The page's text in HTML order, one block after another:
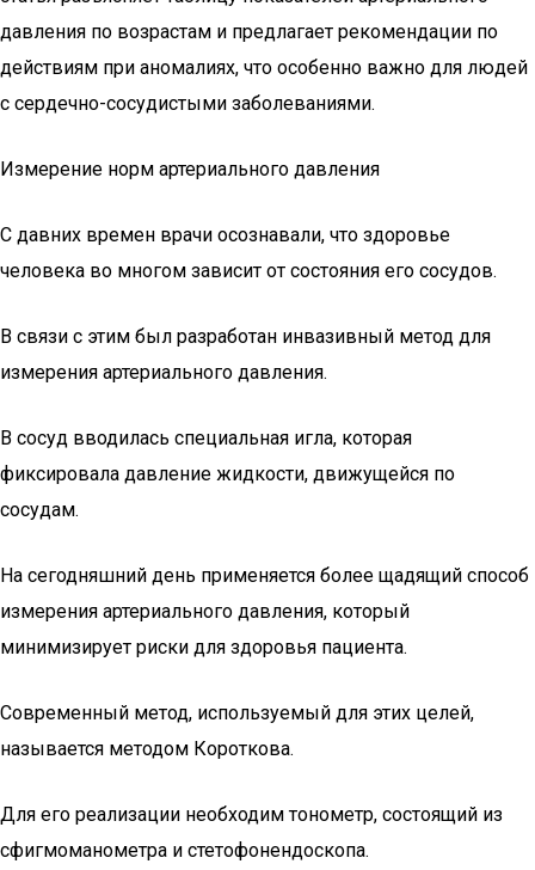
давления по возрастам и предлагает рекомендации по
действиям при аномалиях, что особенно важно для людей
с сердечно-сосудистыми заболеваниями.
Измерение норм артериального давления
С давних времен врачи осознавали, что здоровье
человека во многом зависит от состояния его сосудов.
В связи с этим был разработан инвазивный метод для
измерения артериального давления.
В сосуд вводилась специальная игла, которая
фиксировала давление жидкости, движущейся по
сосудам.
На сегодняшний день применяется более щадящий способ
измерения артериального давления, который
минимизирует риски для здоровья пациента.
Современный метод, используемый для этих целей,
называется методом Короткова.
Для его реализации необходим тонометр, состоящий из
сфигмоманометра и стетофонендоскопа.